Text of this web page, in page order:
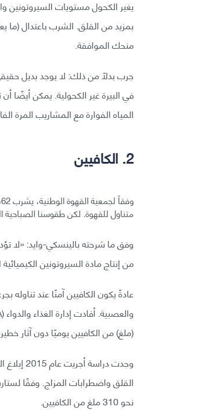
يغير الكحول مستويات السيروتونين
بمزيد من القلق. الشرب باعتدال (ما
منحك الموافقة.
جرب بدلًا من ذلك: لا يوجد بديل
في البيرة غير الكحولية. يمكن أيضًا
المياه الفوارة مع المشاريب المرة
2. الكافيين
متناول للقهوة. لكن طقوسنا الصباحية
وفق ما شرحته بالينسكي-وايد: «لا
من إنتاج مادة السيروتونين
عادةً يكون الكافيين آمنًا عند
(ملغ) من الكافيين يوميًا دون آثار
القلق واضطرابات المزاج. وفقًا
نحو 310 ملغ من الكافيين.